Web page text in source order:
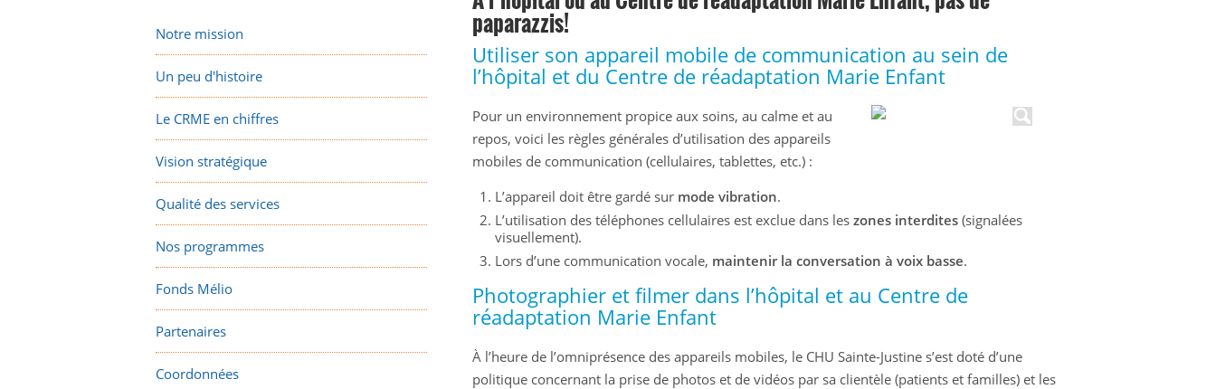
Notre mission
Un peu d'histoire
Le CRME en chiffres
Vision stratégique
Qualité des services
Nos programmes
Fonds Mélio
Partenaires
Coordonnées
paparazzis!
Utiliser son appareil mobile de communication au sein de
l’hôpital et du Centre de réadaptation Marie Enfant
Pour un environnement propice aux soins, au calme et au
repos, voici les règles générales d’utilisation des appareils
mobiles de communication (cellulaires, tablettes, etc.) :
L’appareil doit être gardé sur mode vibration.
L’utilisation des téléphones cellulaires est exclue dans les zones interdites (signalées
visuellement).
Lors d’une communication vocale, maintenir la conversation à voix basse.
Photographier et filmer dans l’hôpital et au Centre de
réadaptation Marie Enfant
À l’heure de l’omniprésence des appareils mobiles, le CHU Sainte-Justine s’est doté d’une
politique concernant la prise de photos et de vidéos par sa clientèle (patients et familles) et les